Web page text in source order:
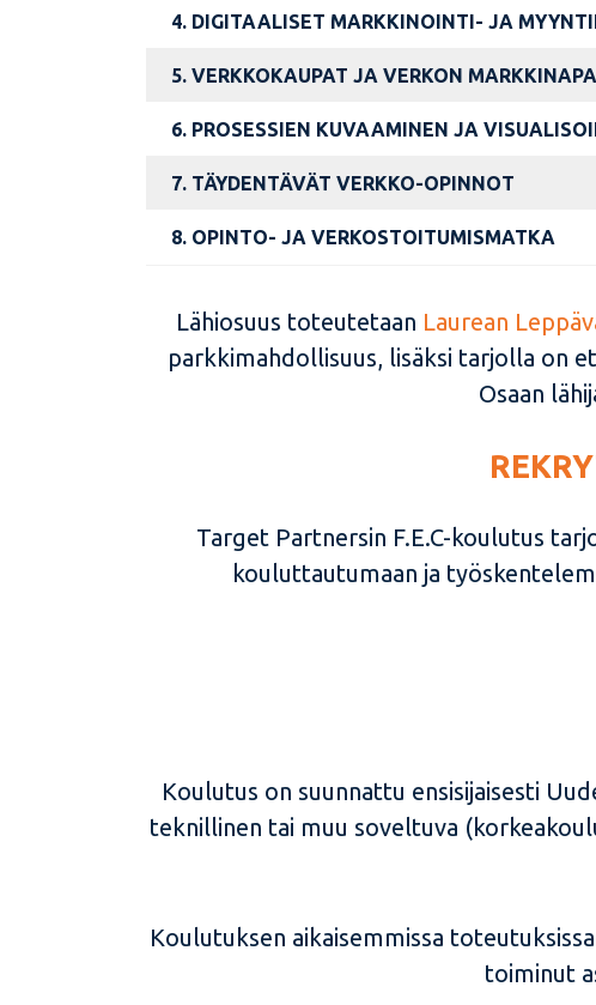
4. DIGITAALISET MARKKINOINTI- JA
5. VERKKOKAUPAT JA VERKON
6. PROSESSIEN KUVAAMINEN JA
7. TÄYDENTÄVÄT VERKKO-OPINNOT
8. OPINTO- JA VERKOSTOITUMISMATKA
Lähiosuus toteutetaan Laurean
parkkimahdollisuus, lisäksi tarjolla on
Osaan
Target Partnersin F.E.C-koulutus
kouluttautumaan ja
Koulutus on suunnattu ensisijaisesti
teknillinen tai muu soveltuva
Koulutuksen aikaisemmissa
toiminut